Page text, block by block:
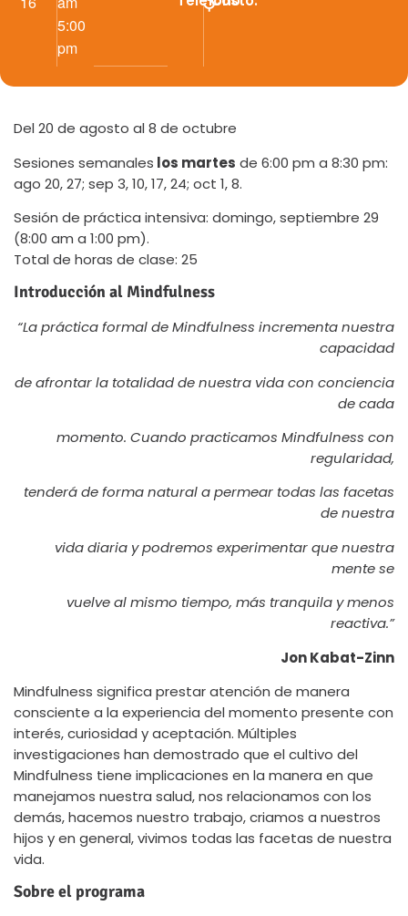
5:00
pm
Del 20 de agosto al 8 de octubre
Sesiones semanales los martes de 6:00 pm a 8:30 pm:
ago 20, 27; sep 3, 10, 17, 24; oct 1, 8.
Sesión de práctica intensiva: domingo, septiembre 29
(8:00 am a 1:00 pm).
Total de horas de clase: 25
Introducción al Mindfulness
“La práctica formal de Mindfulness incrementa nuestra
capacidad
de afrontar la totalidad de nuestra vida con conciencia
de cada
momento. Cuando practicamos Mindfulness con
regularidad,
tenderá de forma natural a permear todas las facetas
de nuestra
vida diaria y podremos experimentar que nuestra
mente se
vuelve al mismo tiempo, más tranquila y menos
reactiva.”
Jon Kabat-Zinn
Mindfulness significa prestar atención de manera
consciente a la experiencia del momento presente con
interés, curiosidad y aceptación. Múltiples
investigaciones han demostrado que el cultivo del
Mindfulness tiene implicaciones en la manera en que
manejamos nuestra salud, nos relacionamos con los
demás, hacemos nuestro trabajo, criamos a nuestros
hijos y en general, vivimos todas las facetas de nuestra
vida.
Sobre el programa